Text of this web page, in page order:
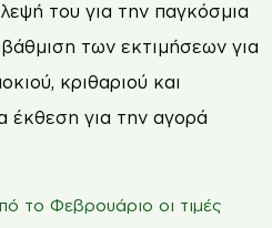
του για την παγκόσμια
των εκτιμήσεων για
κριθαριού και
έκθεση για την αγορά
το Φεβρουάριο οι τιμές